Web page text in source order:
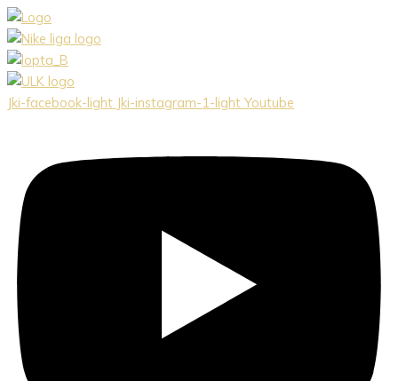
Preskočiť
na
obsah
Jki-facebook-light Jki-instagram-1-light Youtube